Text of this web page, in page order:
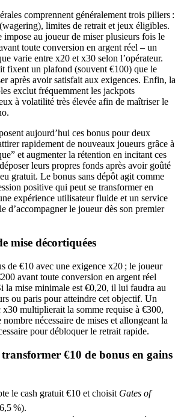
comprennent généralement trois piliers :
limites de retrait et jeux éligibles.
impose au joueur de miser plusieurs fois le
toute conversion en argent réel – un
varie entre x20 et x30 selon l’opérateur.
fixent un plafond (souvent €100) que le
après avoir satisfait aux exigences. Enfin, la
exclut fréquemment les jackpots
à volatilité très élevée afin de maîtriser le
aujourd’hui ces bonus pour deux
rapidement de nouveaux joueurs grâce à
et augmenter la rétention en incitant ces
leurs propres fonds après avoir goûté
gratuit. Le bonus sans dépôt agit comme
positive qui peut se transformer en
expérience utilisateur fluide et un service
d’accompagner le joueur dès son premier
mise décortiquées
de €10 avec une exigence x20 ; le joueur
avant toute conversion en argent réel
la mise minimale est €0,20, il lui faudra au
ou paris pour atteindre cet objectif. Un
x30 multiplierait la somme requise à €300,
nécessaire de mises et allongeant la
pour débloquer le retrait rapide.
€10 de bonus en gains
le cash gratuit €10 et choisit Gates of
%).